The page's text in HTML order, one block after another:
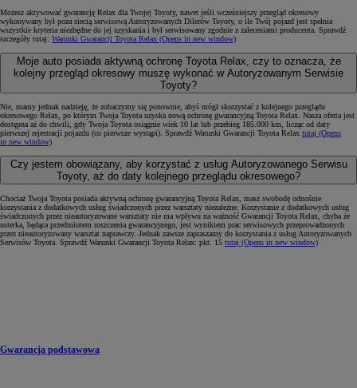
Możesz aktywować gwarancję Relax dla Twojej Toyoty, nawet jeśli wcześniejszy przegląd okresowy
wykonywany był poza siecią serwisową Autoryzowanych Dilerów Toyoty, o ile Twój pojazd jest spełnia
wszystkie kryteria niezbędne do jej uzyskania i był serwisowany zgodnie z zaleceniami producenta. Sprawdź
szczegóły tutaj: Warunki Gwarancji Toyota Relax (Opens in new window)
Moje auto posiada aktywną ochronę Toyota Relax, czy to oznacza, że
kolejny przegląd okresowy muszę wykonać w Autoryzowanym Serwisie
Toyoty?
Nie, mamy jednak nadzieję, że zobaczymy się ponownie, abyś mógł skorzystać z kolejnego przeglądu
okresowego Relax, po którym Twoja Toyota uzyska nową ochronę gwarancyjną Toyota Relax. Nasza oferta jest
dostępna aż do chwili, gdy Twoja Toyota osiągnie wiek 10 lat lub przebieg 185.000 km, licząc od daty
pierwszej rejestracji pojazdu (co pierwsze wystąpi). Sprawdź Warunki Gwarancji Toyota Relax tutaj (Opens
in new window)
Czy jestem obowiązany, aby korzystać z usług Autoryzowanego Serwisu
Toyoty, aż do daty kolejnego przeglądu okresowego?
Chociaż Twoja Toyota posiada aktywną ochronę gwarancyjną Toyota Relax, masz swobodę odnośnie
korzystania z dodatkowych usług świadczonych przez warsztaty niezależne. Korzystanie z dodatkowych usług
świadczonych przez nieautoryzowane warsztaty nie ma wpływu na ważność Gwarancji Toyota Relax, chyba że
usterka, będąca przedmiotem roszczenia gwarancyjnego, jest wynikiem prac serwisowych przeprowadzonych
przez nieautoryzowany warsztat naprawczy. Jednak zawsze zapraszamy do korzystania z usług Autoryzowanych
Serwisów Toyota. Sprawdź Warunki Gwarancji Toyota Relax: pkt. 15 tutaj (Opens in new window)
Gwarancja podstawowa